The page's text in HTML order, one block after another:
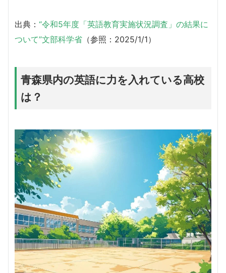
出典： “令和5年度「英語教育実施状況調査」の結果に
ついて”文部科学省 （参照：2025/1/1）
青森県内の英語に力を入れている高校
は？